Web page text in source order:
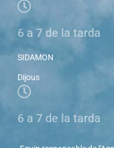
6 a 7 de la tarda
SIDAMON
Dijous
6 a 7 de la tarda